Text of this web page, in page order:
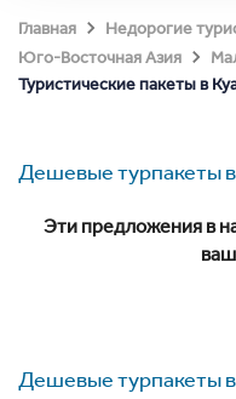
Главная
Недорогие
Юго-Восточная Азия
Туристические пакеты в
Дешевые турпакеты в
Эти предложения в
Дешевые турпакеты в